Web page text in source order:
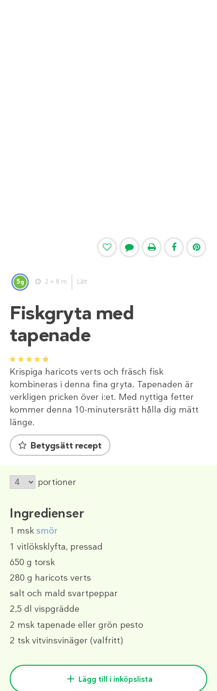
5g 2 + 8 m Lätt
Fiskgryta med
tapenade
1 2 3 4 5
Krispiga haricots verts och fräsch fisk
kombineras i denna fina gryta. Tapenaden är
verkligen pricken över i:et. Med nyttiga fetter
kommer denna 10-minutersrätt hålla dig mätt
länge.
Betygsätt recept
portioner
Ingredienser
1 msk smör
1 vitlöksklyfta, pressad
650 g torsk
280 g haricots verts
salt och mald svartpeppar
2,5 dl vispgrädde
2 msk tapenade eller grön pesto
2 tsk vitvinsvinäger (valfritt)
Lägg till i inköpslista